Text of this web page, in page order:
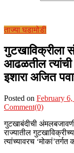
ताज्या घडामोडी
गुटखाविक्रीला
आढळतील त्यांची
इशारा अजित
Posted on February
Comment(0)
गुटखाबंदीची
राज्यातील
त्यांच्यावरच